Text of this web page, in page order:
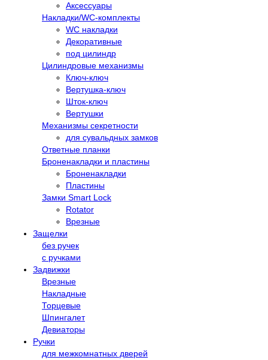
Аксессуары
Накладки/WC-комплекты
WC накладки
Декоративные
под цилиндр
Цилиндровые механизмы
Ключ-ключ
Вертушка-ключ
Шток-ключ
Вертушки
Механизмы секретности
для сувальдных замков
Ответные планки
Броненакладки и пластины
Броненакладки
Пластины
Замки Smart Lock
Rotator
Врезные
Защелки
без ручек
с ручками
Задвижки
Врезные
Накладные
Торцевые
Шпингалет
Девиаторы
Ручки
для межкомнатных дверей